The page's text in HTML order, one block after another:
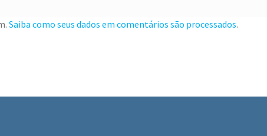
Saiba como seus dados em comentários são processados.